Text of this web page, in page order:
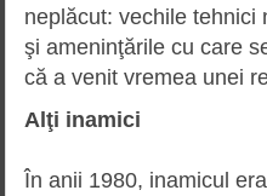
neplăcut: vechile tehnici
şi ameninţările cu care
că a venit vremea unei
Alţi inamici
În anii 1980, inamicul